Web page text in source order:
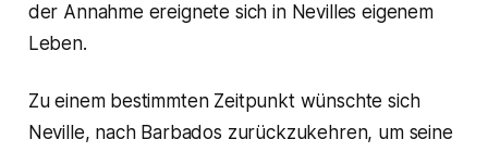
der Annahme ereignete sich in Nevilles eigenem
Leben.
Zu einem bestimmten Zeitpunkt wünschte sich
Neville, nach Barbados zurückzukehren, um seine